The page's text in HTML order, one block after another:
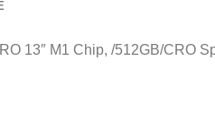
13″ M1 Chip, /512GB/CRO